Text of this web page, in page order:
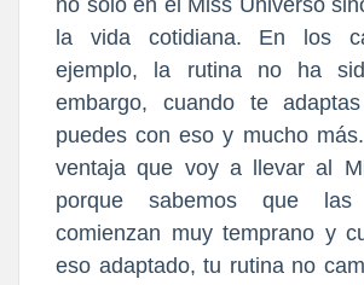
no solo en el Miss Universo
la vida cotidiana. En los
ejemplo, la rutina no ha
embargo, cuando te
puedes con eso y mucho
ventaja que voy a llevar al
porque sabemos que las
comienzan muy temprano y
eso adaptado, tu rutina no